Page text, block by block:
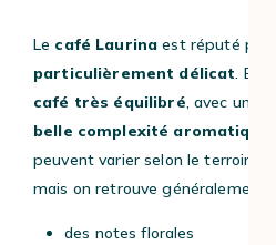
Le café Laurina est réputé
particulièrement délicat. En
café très équilibré, avec une
belle complexité aromatique
peuvent varier selon le terroir et
mais on retrouve généralement :
des notes florales